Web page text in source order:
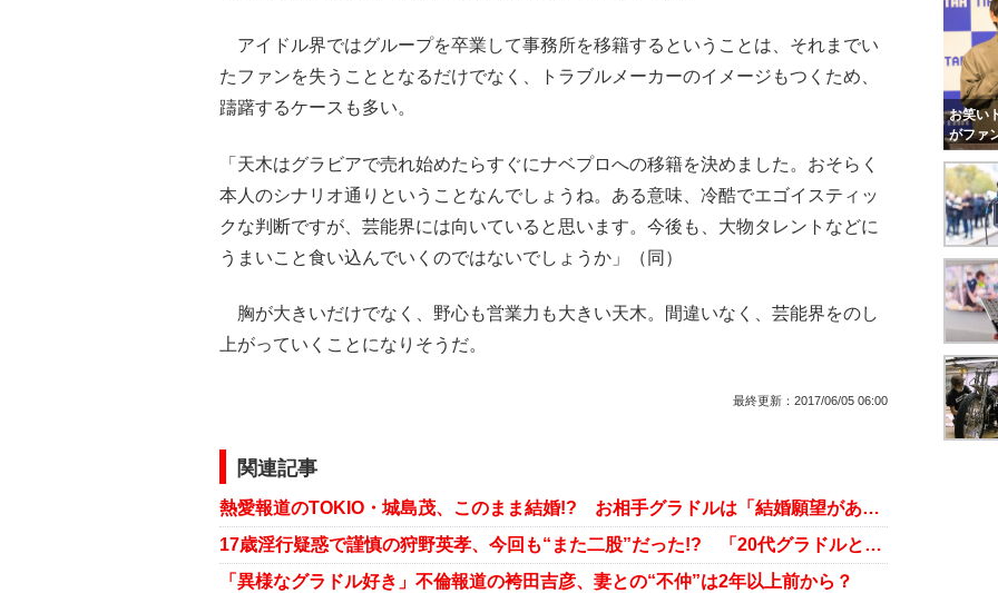
アイドル界ではグループを卒業して事務所を移籍するということは、それまでい
たファンを失うこととなるだけでなく、トラブルメーカーのイメージもつくため、
躊躇するケースも多い。
「天木はグラビアで売れ始めたらすぐにナベプロへの移籍を決めました。おそらく
本人のシナリオ通りということなんでしょうね。ある意味、冷酷でエゴイスティッ
クな判断ですが、芸能界には向いていると思います。今後も、大物タレントなどに
うまいこと食い込んでいくのではないでしょうか」（同）
胸が大きいだけでなく、野心も営業力も大きい天木。間違いなく、芸能界をのし
上がっていくことになりそうだ。
最終更新： 2017/06/05 06:00
関連記事
熱愛報道のTOKIO・城島茂、このまま結婚!? お相手グラドルは「結婚願望がある」「アイドルに向いていない」証言も
17歳淫行疑惑で謹慎の狩野英孝、今回も“また二股”だった!? 「20代グラドルと……」証言続々
「異様なグラドル好き」不倫報道の袴田吉彦、妻との“不仲”は2年以上前から？
お笑い
がファ